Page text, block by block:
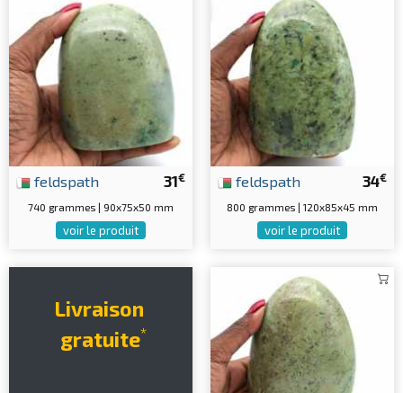
31€
feldspath
740 grammes | 90x75x50 mm
voir le produit
34€
feldspath
800 grammes | 120x85x45 mm
voir le produit
Livraison
gratuite*